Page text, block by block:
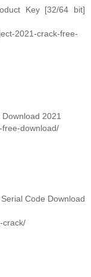
Key [32/64 bit]
2021-crack-free-
2021
download/
Code Download
crack/